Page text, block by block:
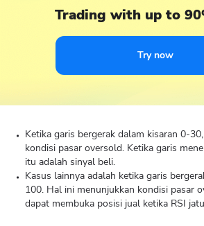
Trading with up to
Try now
Ketika garis bergerak dalam kisaran 0-
kondisi pasar oversold. Ketika garis
itu adalah sinyal beli.
Kasus lainnya adalah ketika garis
100. Hal ini menunjukkan kondisi pasar
dapat membuka posisi jual ketika RSI